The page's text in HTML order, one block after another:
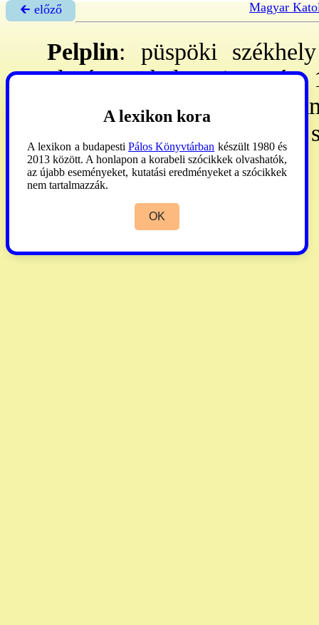
🡰 előző Magyar
Pelplin: püspöki
alapított chelmnoi
Gdansk suffr-a. - 13.361
301 pb, 479 ep, 77 szp,
AP2004:503.
A lexikon kora
A lexikon a budapesti Pálos Könyvtárban készült 1980 és
2013 között. A honlapon a korabeli szócikkek olvashatók,
az újabb eseményeket, kutatási eredményeket a szócikkek
nem tartalmazzák.
OK